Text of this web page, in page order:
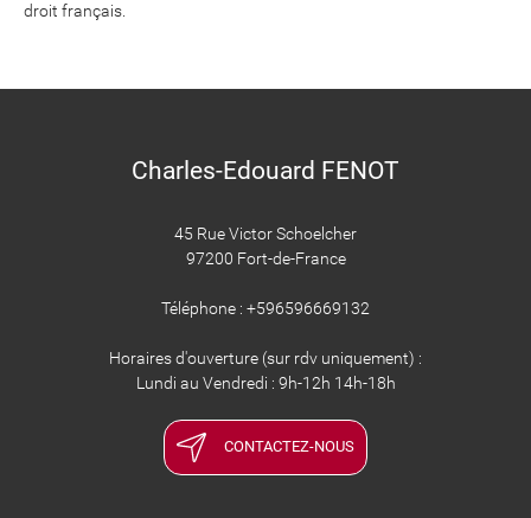
droit français.
Charles-Edouard FENOT
45 Rue Victor Schoelcher
97200 Fort-de-France
Téléphone : +596596669132
Horaires d'ouverture (sur rdv uniquement) :
Lundi au Vendredi : 9h-12h 14h-18h
CONTACTEZ-NOUS